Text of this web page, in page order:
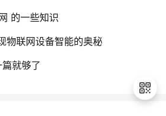
能 + 物联网 的一些知识
物联网设备智能的奥秘
就够了